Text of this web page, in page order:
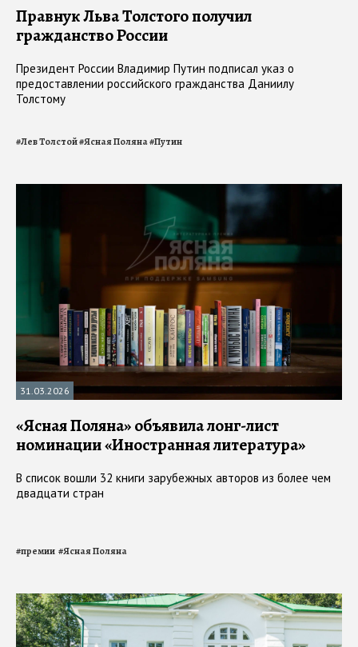
Правнук Льва Толстого получил
гражданство России
Президент России Владимир Путин подписал указ о
предоставлении российского гражданства Даниилу
Толстому
#Лев Толстой#Ясная Поляна#Путин
31.03.2026
«Ясная Поляна» объявила лонг-лист
номинации «Иностранная литература»
В список вошли 32 книги зарубежных авторов из более чем
двадцати стран
#премии #Ясная Поляна